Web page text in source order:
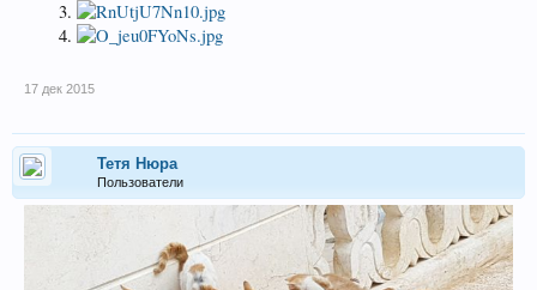
17 дек 2015
Тетя Нюра
Пользователи